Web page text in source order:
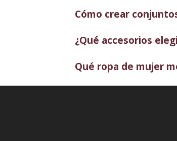
Cómo crear
¿Qué accesorios
Qué ropa de mujer